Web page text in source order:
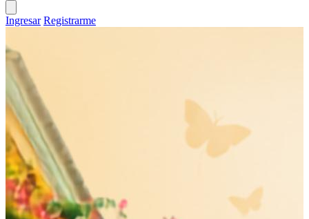
Ingresar Registrarme